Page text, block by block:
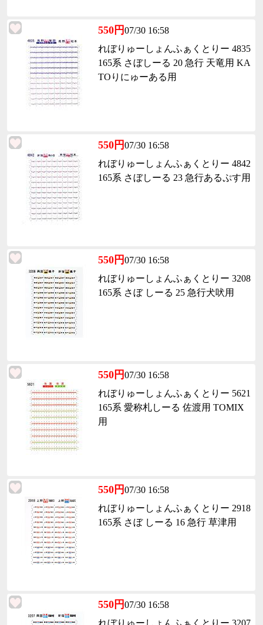
550円07/30 16:58
れぼりゅーしょんふぁくとりー 4835
165系 さぼしーる 20 急行 天竜用 KA
TOりにゅーある用
550円07/30 16:58
れぼりゅーしょんふぁくとりー 4842
165系 さぼしーる 23 急行あるぷす用
550円07/30 16:58
れぼりゅーしょんふぁくとりー 3208
165系 さぼ しーる 25 急行犬吠用
550円07/30 16:58
れぼりゅーしょんふぁくとりー 5621
165系 愛称札しーる 佐渡用 TOMIX
用
550円07/30 16:58
れぼりゅーしょんふぁくとりー 2918
165系 さぼ しーる 16 急行 草津用
550円07/30 16:58
れぼりゅーしょんふぁくとりー 3207